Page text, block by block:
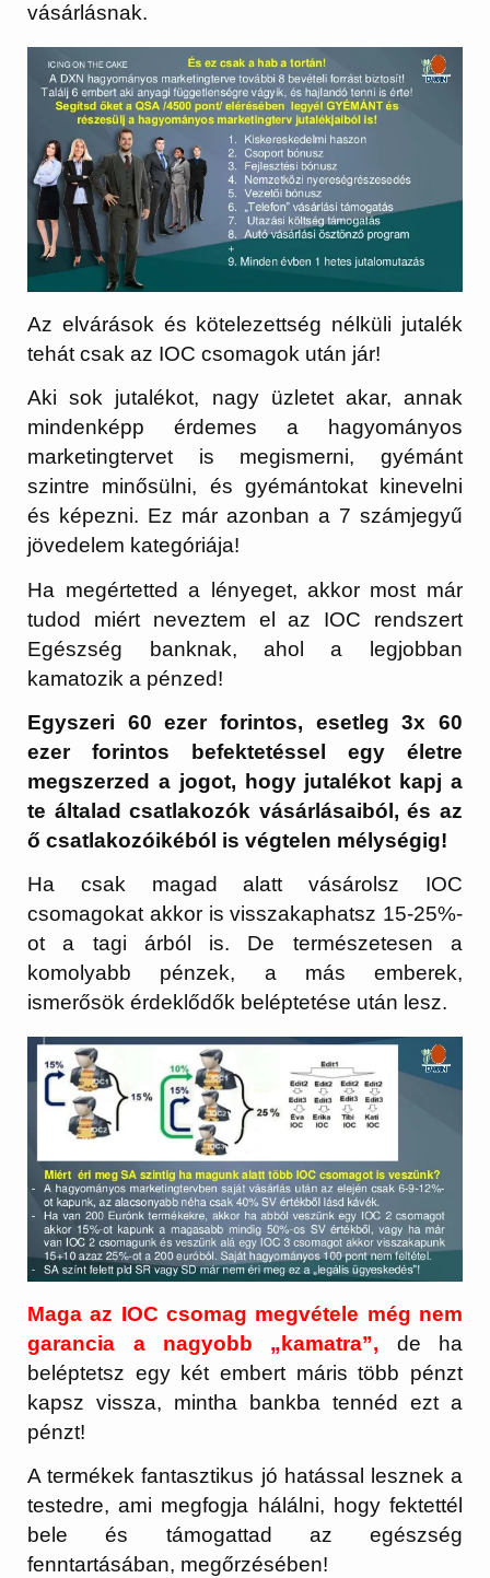
vásárlásnak.
Az elvárások és kötelezettség nélküli jutalék
tehát csak az IOC csomagok után jár!
Aki sok jutalékot, nagy üzletet akar, annak
mindenképp érdemes a hagyományos
marketingtervet is megismerni, gyémánt
szintre minősülni, és gyémántokat kinevelni
és képezni. Ez már azonban a 7 számjegyű
jövedelem kategóriája!
Ha megértetted a lényeget, akkor most már
tudod miért neveztem el az IOC rendszert
Egészség banknak, ahol a legjobban
kamatozik a pénzed!
Egyszeri 60 ezer forintos, esetleg 3x 60
ezer forintos befektetéssel egy életre
megszerzed a jogot, hogy jutalékot kapj a
te általad csatlakozók vásárlásaiból, és az
ő csatlakozóikéból is végtelen mélységig!
Ha csak magad alatt vásárolsz IOC
csomagokat akkor is visszakaphatsz 15-25%-
ot a tagi árból is. De természetesen a
komolyabb pénzek, a más emberek,
ismerősök érdeklődők beléptetése után lesz.
Maga az IOC csomag megvétele még nem
garancia a nagyobb „kamatra”,
de ha
beléptetsz egy két embert máris több pénzt
kapsz vissza, mintha bankba tennéd ezt a
pénzt!
A termékek fantasztikus jó hatással lesznek a
testedre, ami megfogja hálálni, hogy fektettél
bele és támogattad az egészség
fenntartásában, megőrzésében!